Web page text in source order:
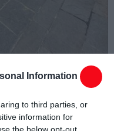
Information
to third parties, or
information for
μαθήτριες από το 7ο
τα παιδιά αφού